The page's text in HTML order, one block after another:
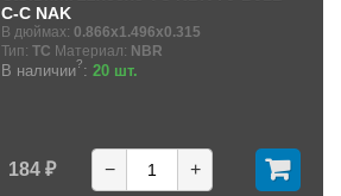
C-C NAK
В дюймах: 0.866x1.496x0.315
Тип: TC Материал: NBR
В наличии?: 20 шт.
184 ₽ − +